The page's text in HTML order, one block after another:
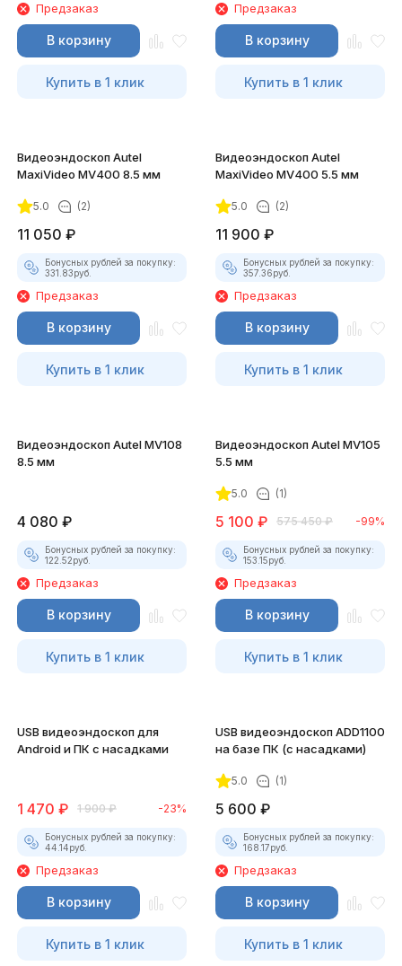
Предзаказ
В корзину
Купить в 1 клик
Предзаказ
В корзину
Купить в 1 клик
Видеоэндоскоп Autel
MaxiVideo MV400 8.5 мм
5.0 (2)
11 050 ₽
Бонусных рублей за покупку:
331.83руб.
Предзаказ
В корзину
Купить в 1 клик
Видеоэндоскоп Autel
MaxiVideo MV400 5.5 мм
5.0 (2)
11 900 ₽
Бонусных рублей за покупку:
357.36руб.
Предзаказ
В корзину
Купить в 1 клик
Видеоэндоскоп Autel MV108
8.5 мм
4 080 ₽
Бонусных рублей за покупку:
122.52руб.
Предзаказ
В корзину
Купить в 1 клик
Видеоэндоскоп Autel MV105
5.5 мм
5.0 (1)
5 100 ₽ 575 450 ₽ -99%
Бонусных рублей за покупку:
153.15руб.
Предзаказ
В корзину
Купить в 1 клик
USB видеоэндоскоп для
Android и ПК с насадками
1 470 ₽ 1 900 ₽ -23%
Бонусных рублей за покупку:
44.14руб.
Предзаказ
В корзину
Купить в 1 клик
USB видеоэндоскоп ADD1100
на базе ПК (с насадками)
5.0 (1)
5 600 ₽
Бонусных рублей за покупку:
168.17руб.
Предзаказ
В корзину
Купить в 1 клик